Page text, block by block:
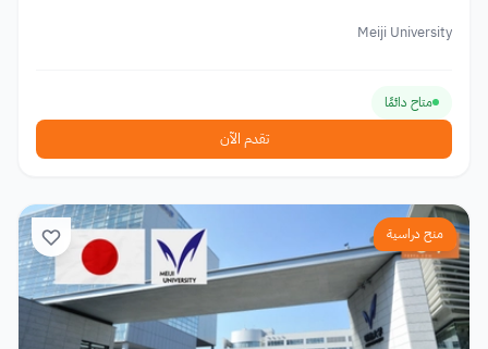
Meiji University
متاح دائمًا
تقدم الآن
منح دراسية